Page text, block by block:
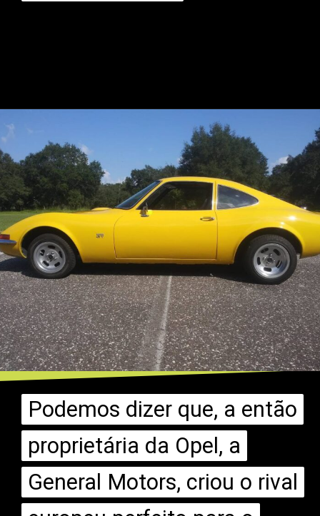
https://mundofixa.com.br/opel-gt-conheca-o-pequeno-corvette-que-encantou-a-europa/
Podemos dizer que, a então
proprietária da Opel, a
General Motors, criou o rival
Podemos dizer que, a então
proprietária da Opel, a
General Motors, criou o rival